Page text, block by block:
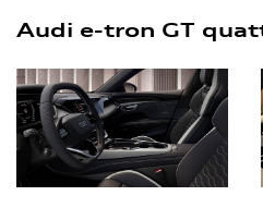
Audi e-tron GT